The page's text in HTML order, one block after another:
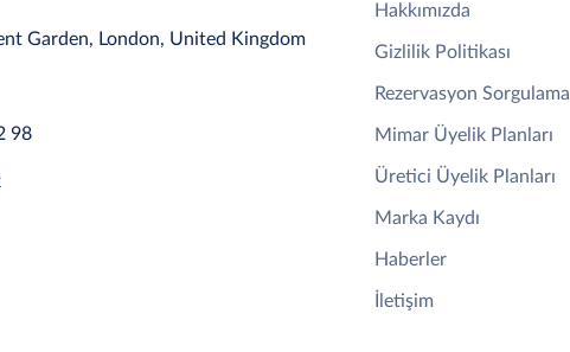
Garden, London, United Kingdom
98
Hakkımızda
Gizlilik Politikası
Rezervasyon Sorgulama
Mimar Üyelik Planları
Üretici Üyelik Planları
Marka Kaydı
Haberler
İletişim